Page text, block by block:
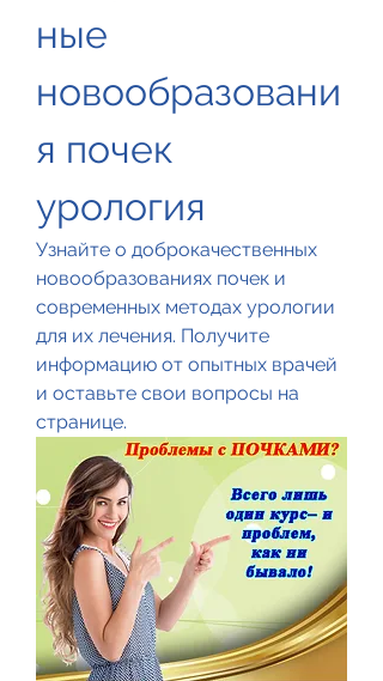
ные
новообразовани
я почек
урология
Узнайте о доброкачественных
новообразованиях почек и
современных методах урологии
для их лечения. Получите
информацию от опытных врачей
и оставьте свои вопросы на
странице.